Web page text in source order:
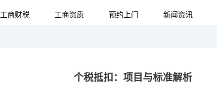
工商财税 工商资质 预约上门 新闻资讯
个税抵扣：项目与标准解析